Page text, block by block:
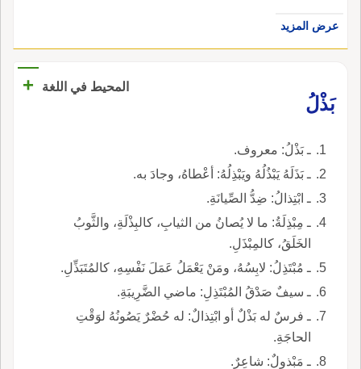
عرض المزيد
المحيط في اللغة
+
بَذْلُ
ـ بَذْلُ: معروف.
ـ بَذَلَهُ يَبْذُلُهُ ويَبْذِلُهُ: أعْطاهُ، وجادَ به.
ـ ابْتِذالُ: ضِدُّ الصِّيانَةِ.
ـ مِبْذِلَةُ: ما لا يُصانُ من الثيابِ، كالبِذْلَةِ، والثَّوبُ
الخَلَقُ، كالمِبْذَلِ.
ـ مُبْتَذِلُ: لابِسُهُ، ومَنْ يَعْمَلُ عَمَلَ نَفْسِهِ، كالمُتَبَذِّلِ.
ـ سيفٌ صَدْقُ المُبْتَذِلِ: ماضي الضَّرِيبَةِ.
ـ فرسٌ له بَذْلٌ أو ابْتِذالٌ: له حُضْرٌ يَصُونُهُ لوَقْتِ
الحاجَةِ.
ـ مَبْذولٌ: شاعِرٌ.